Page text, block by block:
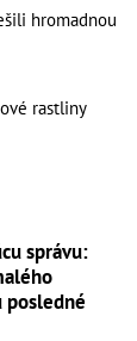
hromadnou
rastliny
správu:
posledné